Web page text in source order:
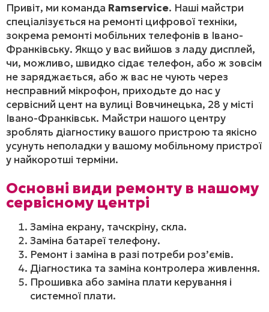
Привіт, ми команда Ramservice. Наші майстри
спеціалізується на ремонті цифрової техніки,
зокрема ремонті мобільних телефонів в Івано-
Франківську. Якщо у вас вийшов з ладу дисплей,
чи, можливо, швидко сідає телефон, або ж зовсім
не заряджається, або ж вас не чують через
несправний мікрофон, приходьте до нас у
сервісний цент на вулиці Вовчинецька, 28 у місті
Івано-Франківськ. Майстри нашого центру
зроблять діагностику вашого пристрою та якісно
усунуть неполадки у вашому мобільному пристрої
у найкоротші терміни.
Основні види ремонту в нашому
сервісному центрі
Заміна екрану, тачскріну, скла.
Заміна батареї телефону.
Ремонт і заміна в разі потреби роз’ємів.
Діагностика та заміна контролера живлення.
Прошивка або заміна плати керування і
системної плати.